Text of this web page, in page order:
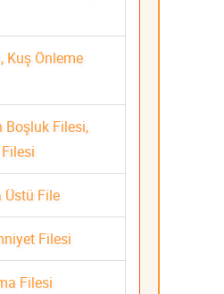
Kuş Önleme
Boşluk Filesi,
Üstü File
Filesi
Filesi